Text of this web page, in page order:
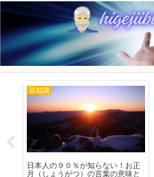
豆知識
日本人の９０％が知らない！お正
月（しょうがつ）の言葉の意味と